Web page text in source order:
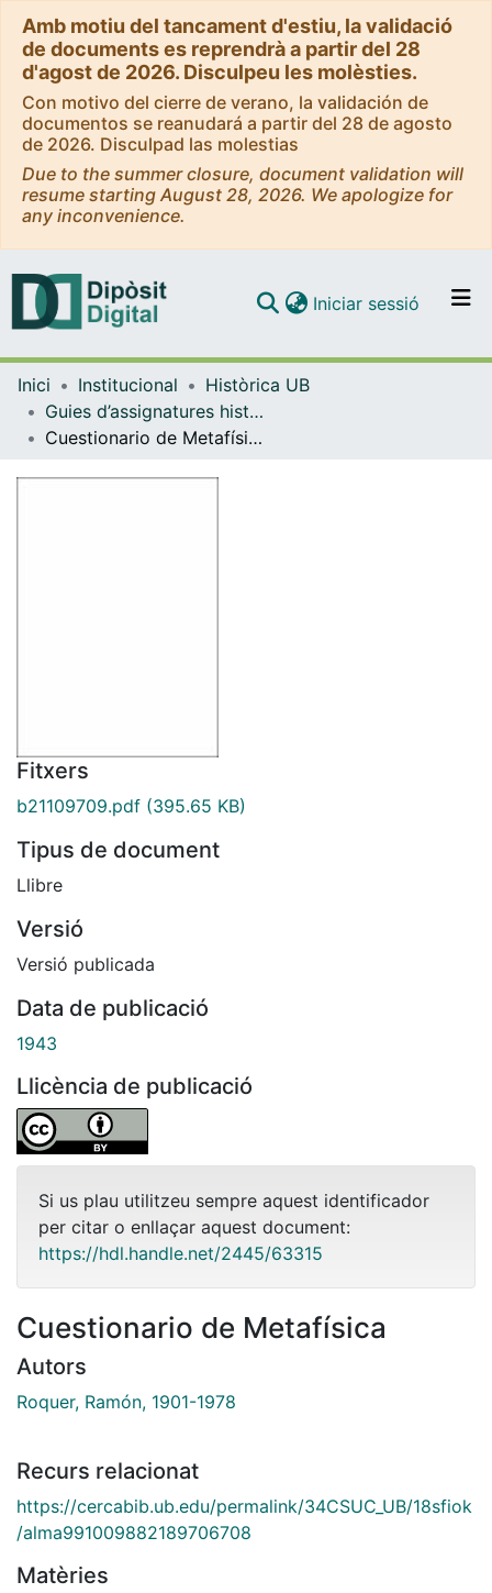
Amb motiu del tancament d'estiu, la validació
de documents es reprendrà a partir del 28
d'agost de 2026. Disculpeu les molèsties.
Con motivo del cierre de verano, la validación de
documentos se reanudará a partir del 28 de agosto
de 2026. Disculpad las molestias
Due to the summer closure, document validation will
resume starting August 28, 2026. We apologize for
any inconvenience.
Navega per tot el DD
Com publicar
Iniciar sessió (current)
Inici Institucional
Històrica UB
Guies d’assignatures històriques - Universitat de Barcelona
Cuestionario de Metafísica
Fitxers
b21109709.pdf (395.65 KB)
Tipus de document
Llibre
Versió
Versió publicada
Data de publicació
1943
Llicència de publicació
Si us plau utilitzeu sempre aquest identificador
per citar o enllaçar aquest document:
https://hdl.handle.net/2445/63315
Cuestionario de Metafísica
Autors
Roquer, Ramón, 1901-1978
Recurs relacionat
https://cercabib.ub.edu/permalink/34CSUC_UB/18sfiok
/alma991009882189706708
Matèries